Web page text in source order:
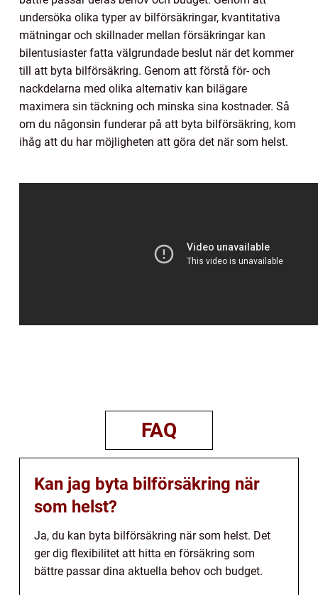
undersöka olika typer av bilförsäkringar, kvantitativa
mätningar och skillnader mellan försäkringar kan
bilentusiaster fatta välgrundade beslut när det kommer
till att byta bilförsäkring. Genom att förstå för- och
nackdelarna med olika alternativ kan bilägare
maximera sin täckning och minska sina kostnader. Så
om du någonsin funderar på att byta bilförsäkring, kom
ihåg att du har möjligheten att göra det när som helst.
FAQ
Kan jag byta bilförsäkring när
som helst?
Ja, du kan byta bilförsäkring när som helst. Det
ger dig flexibilitet att hitta en försäkring som
bättre passar dina aktuella behov och budget.